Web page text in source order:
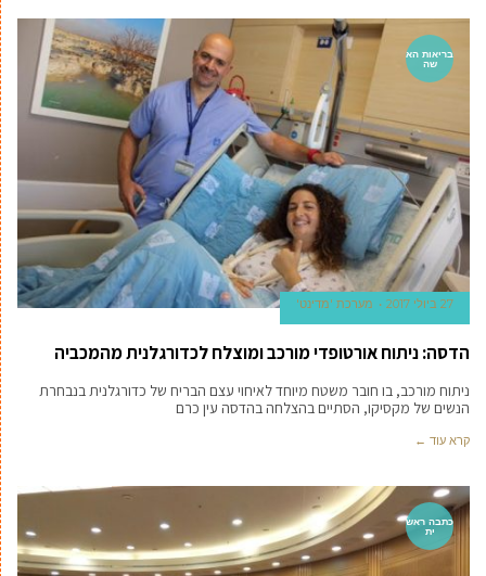
בריאות הא
שה
27 ביולי 2017 מערכת 'מדינט'
הדסה: ניתוח אורטופדי מורכב ומוצלח לכדורגלנית מהמכביה
ניתוח מורכב, בו חובר משטח מיוחד לאיחוי עצם הבריח של כדורגלנית בנבחרת
הנשים של מקסיקו, הסתיים בהצלחה בהדסה עין כרם
קרא עוד ←
כתבה ראש
ית